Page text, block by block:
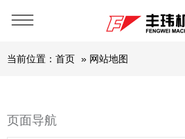
当前位置： 首页 » 网站地图
页面导航